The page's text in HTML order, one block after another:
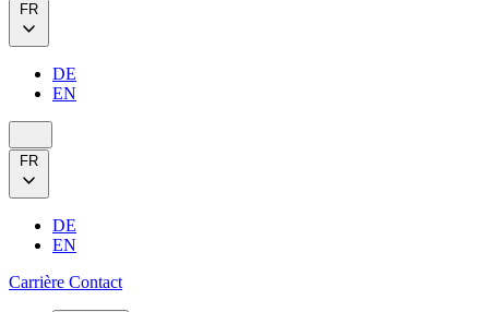
FR
DE
EN
FR
DE
EN
Carrière Contact